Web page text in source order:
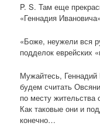
P. S. Там еще
«Геннадия
«Боже, неужели вся
подделок еврейских
Мужайтесь, Геннадий
будем считать
по месту жительства
Как таковые они и
конечно…